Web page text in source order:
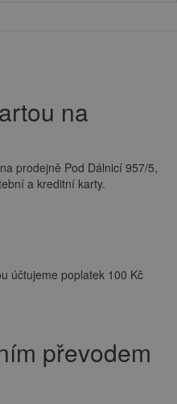
na
prodejně Pod Dálnicí 957/5,
a kreditní karty.
účtujeme poplatek 100 Kč
převodem